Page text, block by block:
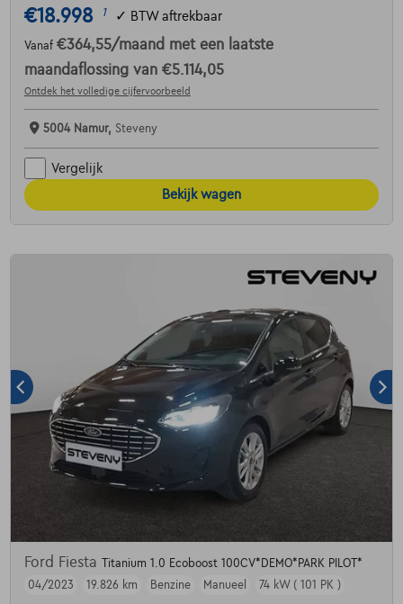
€18.998 1 ✓ BTW aftrekbaar
Vanaf €364,55/maand met een laatste
maandaflossing van €5.114,05
Ontdek het volledige cijfervoorbeeld
5004 Namur, Steveny
Vergelijk
Bekijk wagen
Ford Fiesta Titanium 1.0 Ecoboost 100CV*DEMO*PARK PILOT*
04/2023
19.826 km Benzine Manueel 74 kW ( 101 PK )